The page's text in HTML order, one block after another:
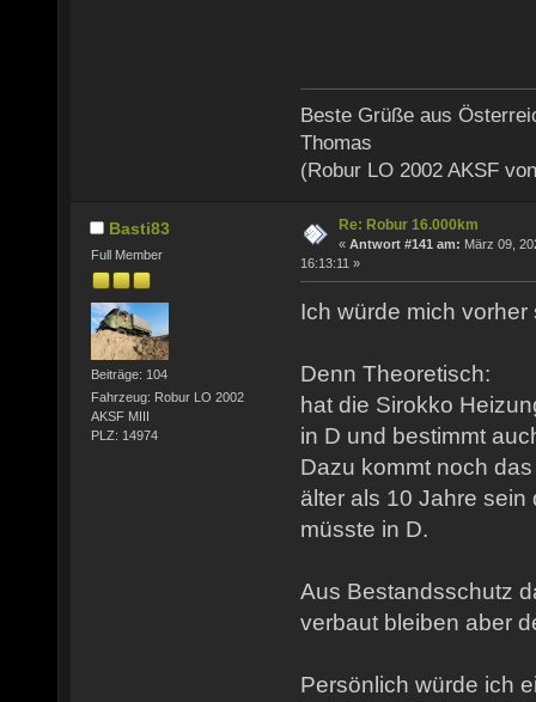
Beste Grüße aus
Thomas
(Robur LO 2002 AKSF
Basti83
Full Member
Beiträge: 104
Fahrzeug: Robur LO 2002
AKSF MIII
PLZ: 14974
Re: Robur 16.000km
« Antwort #141 am: März 09,
16:13:11 »
Ich würde mich
Denn Theoretisch:
hat die Sirokko
in D und bestimmt
Dazu kommt noch
älter als 10 Jahre
müsste in D.
Aus Bestandsschutz
verbaut bleiben aber
Persönlich würde ich